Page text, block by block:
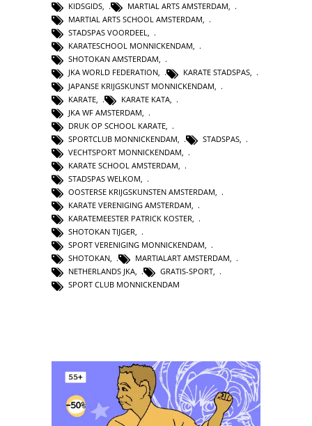
KIDSGIDS, MARTIAL ARTS AMSTERDAM,
MARTIAL ARTS SCHOOL AMSTERDAM,
STADSPAS VOORDEEL,
KARATESCHOOL MONNICKENDAM,
SHOTOKAN AMSTERDAM,
JKA WORLD FEDERATION, KARATE STADSPAS,
JAPANSE KRIJGSKUNST MONNICKENDAM
KARATE
KARATE KATA
JKA WF AMSTERDAM
DRUK OP SCHOOL KARATE
SPORTCLUB MONNICKENDAM
STADSPAS
VECHTSPORT MONNICKENDAM
KARATE SCHOOL AMSTERDAM
STADSPAS WELKOM
OOSTERSE KRIJGSKUNSTEN AMSTERDAM,
KARATE VERENIGING AMSTERDAM,
KARATEMEESTER PATRICK KOSTER,
SHOTOKAN TIJGER,
SPORT VERENIGING MONNICKENDAM,
SHOTOKAN, MARTIALART AMSTERDAM,
NETHERLANDS JKA, GRATIS-SPORT,
SPORT CLUB MONNICKENDAM